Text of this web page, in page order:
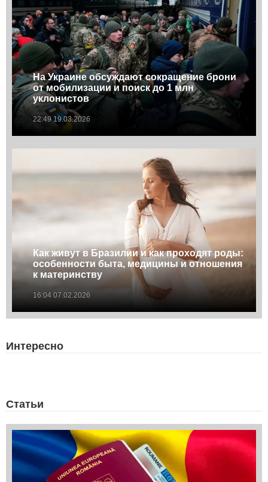
На Украине обсуждают сокращение брони
от мобилизации и поиск до 1 млн
уклонистов
22:49 19.03.2026
Как живут в Бразилии и как проходят роды:
особенности быта, медицины и отношения
к материнству
16:04 07.02.2026
Интересно
Статьи